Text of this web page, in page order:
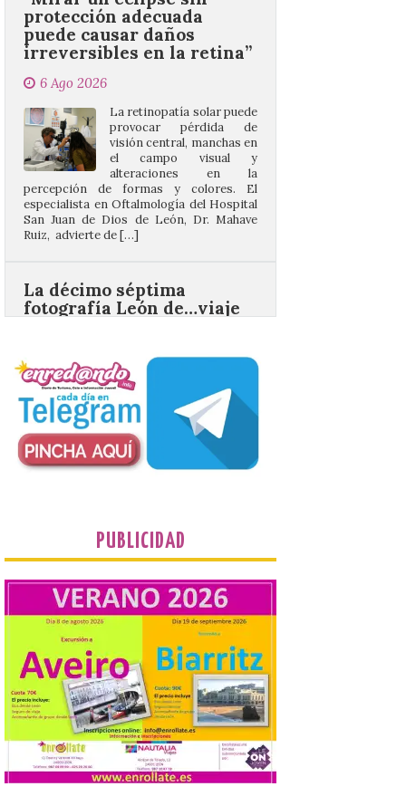
6 Ago 2026
La retinopatía solar puede
el campo visual y
alteraciones en la
percepción de formas y colores. El
especialista en Oftalmología del Hospital
San Juan de Dios de León, Dr. Mahave
Ruiz, advierte de […]
La décimo séptima
carretera CL 626 con
motivo de la marcha en
6 Ago 2026
Nueva edición de León
de…viaje. Una iniciativa
organizado por la sección
juvenil de la Asociación
Enróllate, la Asociación
Conceyu País Llionés y el Diario de
Camarzius fest: frente al
macroevento, un festival
cultural transformador
que apuesta por el legado.
6 Ago 2026
Los días 7, 8 y 9 de agosto
de 2026, Camarzana de
Tera volverá a convertirse
en punto de encuentro,
con la Villa Romana de
Orpheus. Vivimos un momento en el que la
música en directo mueve grandes
fenómenos de […]
PUBLICIDAD